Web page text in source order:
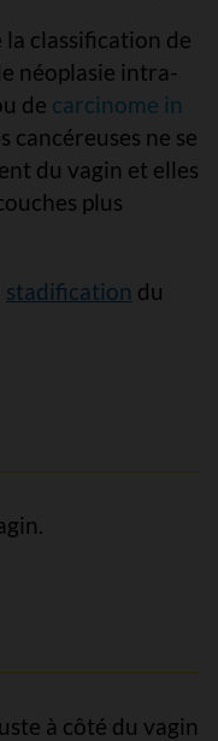
la classification de
néoplasie intra-
de carcinome in
cancéreuses ne se
du vagin et elles
plus
stadification du
à côté du vagin